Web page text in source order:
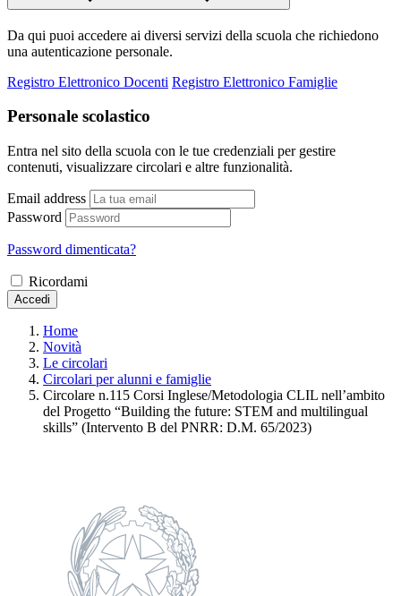
Da qui puoi accedere ai diversi servizi della scuola che richiedono
una autenticazione personale.
Registro Elettronico Docenti Registro Elettronico Famiglie
Personale scolastico
Entra nel sito della scuola con le tue credenziali per gestire
contenuti, visualizzare circolari e altre funzionalità.
Email address
Password
Password dimenticata?
Ricordami
Accedi
Home
Novità
Le circolari
Circolari per alunni e famiglie
Circolare n.115 Corsi Inglese/Metodologia CLIL nell’ambito
del Progetto “Building the future: STEM and multilingual
skills” (Intervento B del PNRR: D.M. 65/2023)